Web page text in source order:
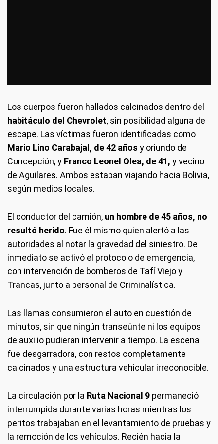
Los cuerpos fueron hallados calcinados dentro del
habitáculo del Chevrolet, sin posibilidad alguna de
escape. Las víctimas fueron identificadas como
Mario Lino Carabajal, de 42 años y oriundo de
Concepción, y Franco Leonel Olea, de 41, y vecino
de Aguilares. Ambos estaban viajando hacia Bolivia,
según medios locales.
El conductor del camión, un hombre de 45 años, no
resultó herido. Fue él mismo quien alertó a las
autoridades al notar la gravedad del siniestro. De
inmediato se activó el protocolo de emergencia,
con intervención de bomberos de Tafí Viejo y
Trancas, junto a personal de Criminalística.
Las llamas consumieron el auto en cuestión de
minutos, sin que ningún transeúnte ni los equipos
de auxilio pudieran intervenir a tiempo. La escena
fue desgarradora, con restos completamente
calcinados y una estructura vehicular irreconocible.
La circulación por la Ruta Nacional 9 permaneció
interrumpida durante varias horas mientras los
peritos trabajaban en el levantamiento de pruebas y
la remoción de los vehículos. Recién hacia la